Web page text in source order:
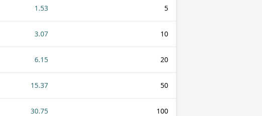
5
1.53
10
3.07
20
6.15
50
15.37
100
30.75